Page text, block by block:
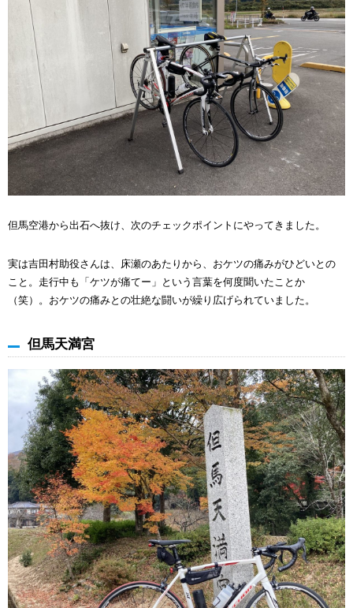
但馬空港から出石へ抜け、次のチェックポイントにやってきました。
実は吉田村助役さんは、床瀬のあたりから、おケツの痛みがひどいとの
こと。走行中も「ケツが痛てー」という言葉を何度聞いたことか
（笑）。おケツの痛みとの壮絶な闘いが繰り広げられていました。
但馬天満宮